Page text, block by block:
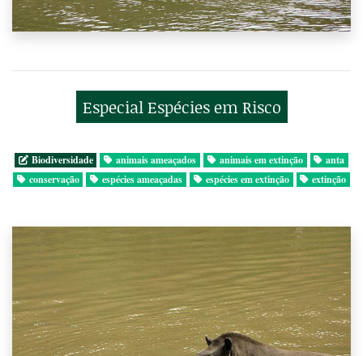
Especial Espécies em Risco
Biodiversidade animais ameaçados animais em extinção
anta
conservação
espécies ameaçadas espécies em extinção extinção